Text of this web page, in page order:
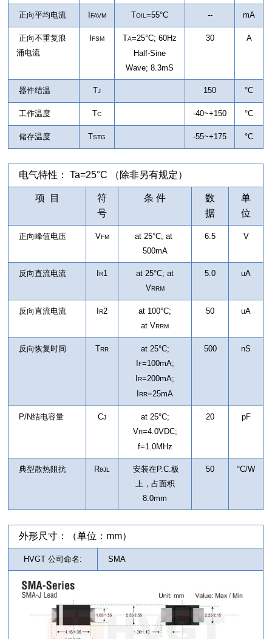
正向平均电流 FAVM TOIL=55°C -- mA
正向不重复浪
涌电流
IFSM TA=25°C;60Hz
Half-Sine
Wave; 8.3mS
30 A
器件结温 TJ 150 °C
工作温度 TC -40~+150 °C
储存温度 TSTG -55~+175 °C
电气特性： Ta=25°C （除非另有规定）
项 目
符
号
条 件
数
据
单
位
正向峰值电压 VFM
at 25°C; at
500mA
6.5 V
反向直流电流 IR1
at 25°C; at
VRRM
5.0 uA
反向直流电流 IR2
at 100°C;
atVRRM
50 uA
反向恢复时间 TRR
at 25°C;
F=100mA;
IR=200mA;
IRR=25mA
500 nS
P/N结电容量 CJ
at 25°C;
VR=4.0VDC;
f=1.0MHz
20 pF
典型散热阻抗 RθJL
安装在P.C.板
上，占面积
8.0mm
50 °C/W
外形尺寸：（单位：mm）
HVGT 公司命名: SMA